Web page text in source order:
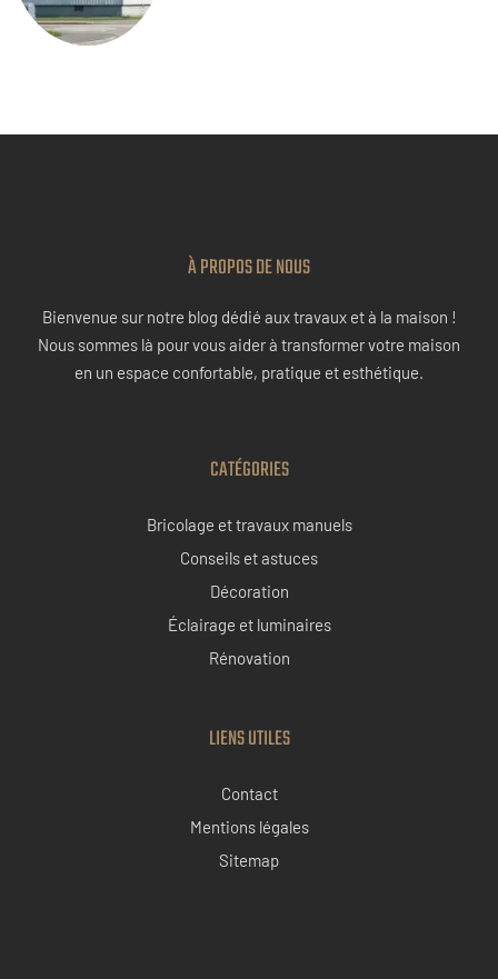
À PROPOS DE NOUS
Bienvenue sur notre blog dédié aux travaux et à la maison !
Nous sommes là pour vous aider à transformer votre maison
en un espace confortable, pratique et esthétique.
CATÉGORIES
Bricolage et travaux manuels
Conseils et astuces
Décoration
Éclairage et luminaires
Rénovation
LIENS UTILES
Contact
Mentions légales
Sitemap